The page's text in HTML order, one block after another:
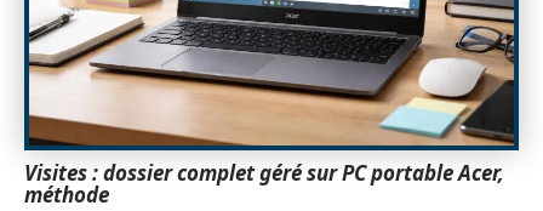
Visites : dossier complet géré sur PC portable Acer,
méthode